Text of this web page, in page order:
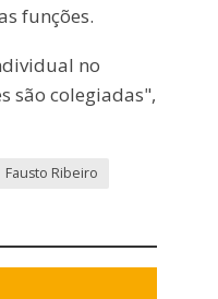
funções.
no
são colegiadas",
Fausto Ribeiro